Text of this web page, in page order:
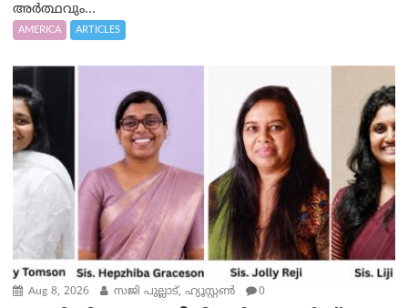
അർത്ഥവും...
AMERICA ARTICLES
Aug 8, 2026 സജി പുല്ലാട്, ഹ്യൂസ്റ്റൺ 0